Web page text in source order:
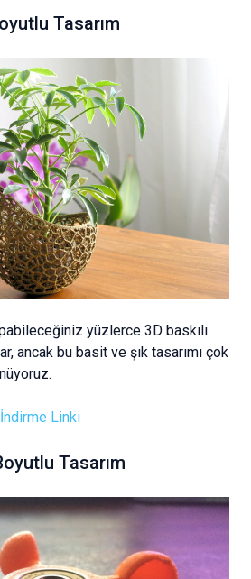
Tasarım
yüzlerce 3D baskılı
ancak bu basit ve şık tasarımı çok
Linki
Tasarım